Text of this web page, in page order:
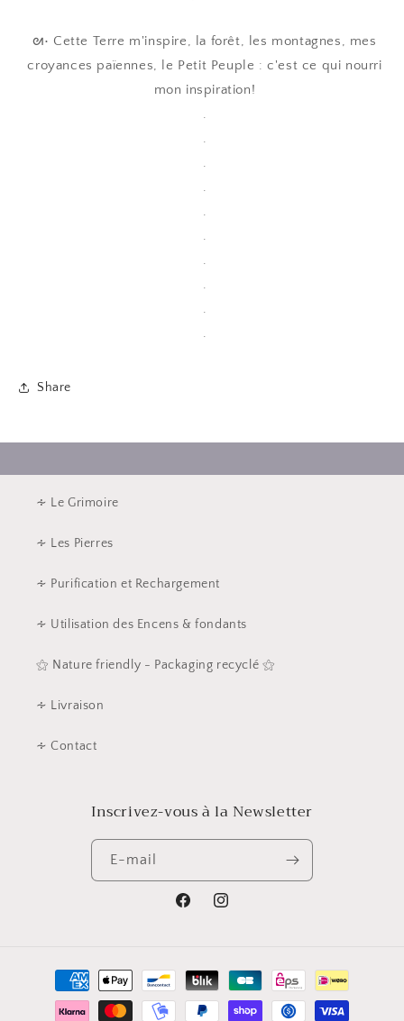
ᘛ• Cette Terre m'inspire, la forêt, les montagnes, mes
croyances païennes, le Petit Peuple : c'est ce qui nourri
mon inspiration!
.
.
.
.
.
.
.
.
.
.
Share
∻ Le Grimoire
∻ Les Pierres
∻ Purification et Rechargement
∻ Utilisation des Encens & fondants
⚝ Nature friendly - Packaging recyclé ⚝
∻ Livraison
∻ Contact
Inscrivez-vous à la Newsletter
E-mail
FacebookInstagram
Moyens